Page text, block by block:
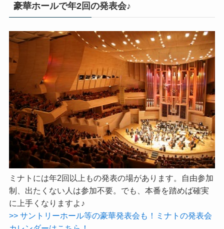
豪華ホールで年2回の発表会♪
ミナトには年2回以上もの発表の場があります。自由参加
制、出たくない人は参加不要。でも、本番を踏めば確実
に上手くなりますよ♪
>> サントリーホール等の豪華発表会も！ミナトの発表会